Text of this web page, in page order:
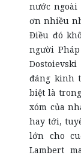
nước ngoài
ơn nhiều
Điều đó
người
đáng kinh
biệt là trong
xóm của
hay tới,
lớn cho
Lambert